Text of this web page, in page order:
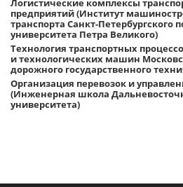
Логистические комплексы
предприятий (Институт
транспорта Санкт-Петербургского
университета Петра Великого)
Технология транспортных
и технологических машин
дорожного государственного
Организация перевозок и
(Инженерная школа
университета)